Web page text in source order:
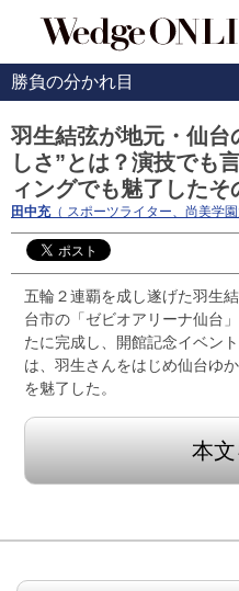
勝負の分かれ目
羽生結弦が地元・仙台
しさ”とは？演技でも
ィングでも魅了したそ
田中充（ スポーツライター、尚美学
五輪２連覇を成し遂げた羽生
台市の「ゼビオアリーナ仙台
たに完成し、開館記念イベン
は、羽生さんをはじめ仙台ゆ
を魅了した。
本